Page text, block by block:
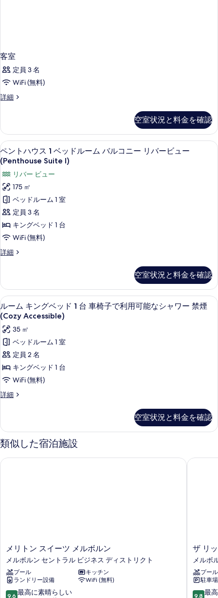
客室
定員 3 名
WiFi (無料)
詳細
客
細
空室状況と料金を確認
ペ
ン
ト
ハ
ウ
ス
1
ベ
ド
ー
ム
バ
ル
コ
ニ
ー
リ
バ
ー
ュ
ー
(Penthouse
Suite
写
真
を
表
ペントハウス 1 ベッドルーム バルコ
4
ペントハウス 1 ベッドルーム バルコニー リバービュー
(Penthouse Suite I)
リバー ビュー
175 ㎡
ベッドルーム 1 室
定員 3 名
キングベッド 1 台
WiFi (無料)
詳細
ペ
ウ
ス
1
ベ
ッ
ド
ル
ー
ム
バ
コ
ニ
ー
ー
ュ
(Penthouse
空室状況と料金を確認
ル
ー
ム
キ
ン
グ
ベ
ッ
台
車
椅
子
シ
ャ
ワ
ー
高級寝具、ミニバー、セーフティボ
3
ルーム キングベッド 1 台 車椅子で利用可能なシャワー 禁煙
(Cozy Accessible)
35 ㎡
ベッドルーム 1 室
定員 2 名
キングベッド 1 台
WiFi (無料)
詳細
ル
ン
グ
ベ
ド
空室状況と料金を確認
類似した宿泊施設
メ
リ
ト
ン
ス
イ
メリトン スイーツ メルボルン
メルボルン セントラル ビジネス ディストリクト
プール
キッチン
ランドリー設備
WiFi (無料)
10
9.6 最高に素晴らしい
メリトン スイーツ メルボルン
ザ
リ
ッ
ツ
カ
ー
ザ リ
メルボ
プール
駐車
10
9.8 最
ザ リッ